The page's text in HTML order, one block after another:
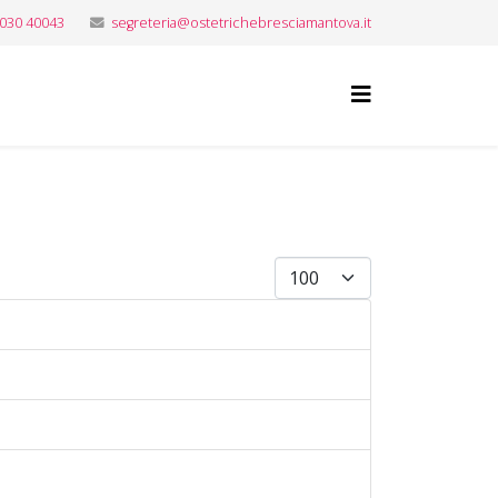
40043 segreteria@ostetrichebresciamantova.it
Visualizza #